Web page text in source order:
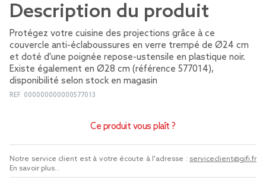
Description du produit
Protégez votre cuisine des projections grâce à ce
couvercle anti-éclaboussures en verre trempé de Ø24 cm
et doté d'une poignée repose-ustensile en plastique noir.
Existe également en Ø28 cm (référence 577014),
disponibilité selon stock en magasin
REF. 000000000000577013
Ce produit vous plaît ?
Notre service client est à votre écoute à l'adresse : serviceclient@gifi.fr
En savoir plus...